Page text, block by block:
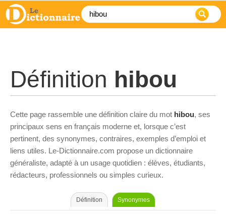
Définition hibou
Cette page rassemble une définition claire du mot hibou, ses
principaux sens en français moderne et, lorsque c’est
pertinent, des synonymes, contraires, exemples d’emploi et
liens utiles. Le-Dictionnaire.com propose un dictionnaire
généraliste, adapté à un usage quotidien : élèves, étudiants,
rédacteurs, professionnels ou simples curieux.
Définition Synonymes